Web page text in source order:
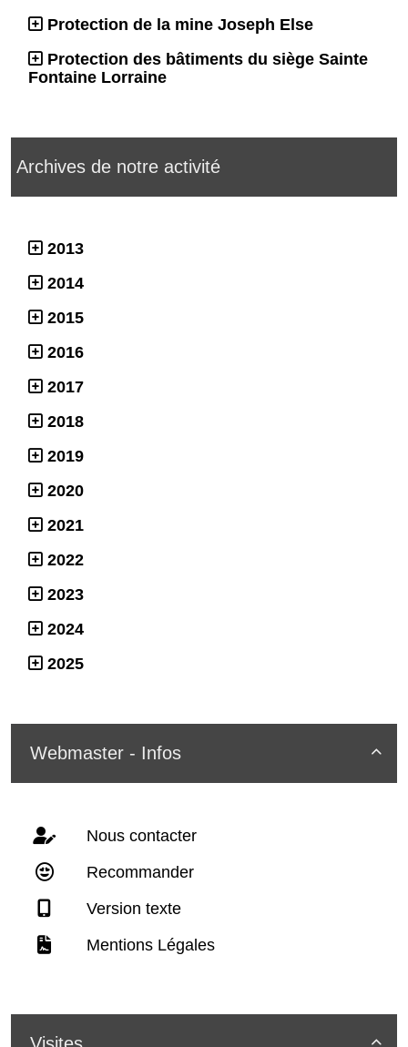
Protection de la mine Joseph Else
Protection des bâtiments du siège Sainte
Fontaine Lorraine
Archives de notre activité
2013
2014
2015
2016
2017
2018
2019
2020
2021
2022
2023
2024
2025

Webmaster - Infos
Nous contacter
Recommander
Version texte
Mentions Légales
